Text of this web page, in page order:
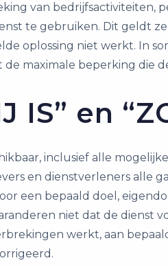
van bedrijfsactiviteiten,
te gebruiken. Dit geldt
oplossing niet werkt. In
maximale beperking die
IS” en
inclusief alle
en dienstverleners alle
een bepaald doel,
niet dat de dienst
werkt, aan